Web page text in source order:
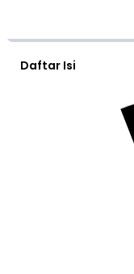
Daftar Isi